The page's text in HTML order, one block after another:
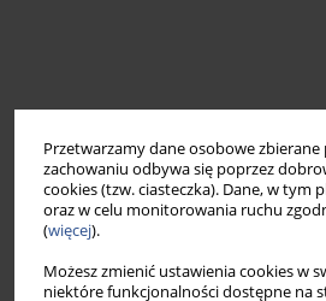
Przetwarzamy dane osobowe
zachowaniu odbywa się poprzez
cookies (tzw. ciasteczka). Dane, w tym
oraz w celu monitorowania ruchu
(więcej).
Możesz zmienić ustawienia cookies w
niektóre funkcjonalności dostępne na